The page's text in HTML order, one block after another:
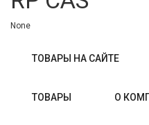
None
ТОВАРЫ НА САЙТЕ
ТОВАРЫ О